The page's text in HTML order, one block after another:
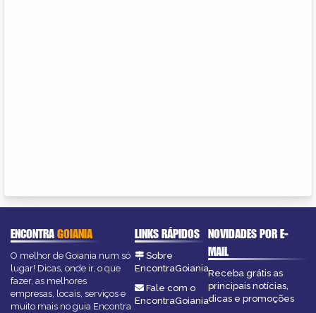
ENCONTRAGOIANIA
O melhor de Goiania num só
lugar! Dicas, onde ir, o que
fazer, as melhores
empresas, locais, serviços e
muito mais no guia Encontra
LINKS RÁPIDOS
Sobre
EncontraGoiania
Fale com o
EncontraGoiania
NOVIDADES POR E-
MAIL
Receba grátis as
principais notícias,
dicas e promoções